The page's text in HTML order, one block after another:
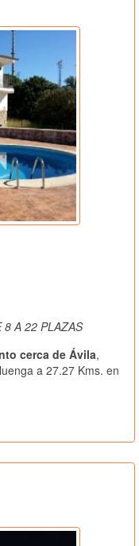
8 A 22 PLAZAS
cerca de Ávila,
a 27.27 Kms. en